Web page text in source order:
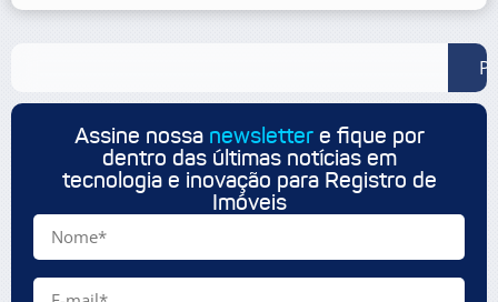
Assine nossa newslettere fique por
dentro das últimas notícias em
tecnologia e inovação para Registro de
Imóveis